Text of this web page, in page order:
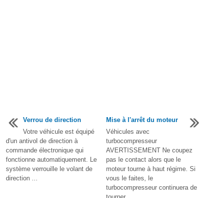
Verrou de direction
Votre véhicule est équipé
d'un antivol de direction à
commande électronique qui
fonctionne automatiquement. Le
système verrouille le volant de
direction ...
Mise à l'arrêt du moteur
Véhicules avec
turbocompresseur
AVERTISSEMENT Ne coupez
pas le contact alors que le
moteur tourne à haut régime. Si
vous le faites, le
turbocompresseur continuera de